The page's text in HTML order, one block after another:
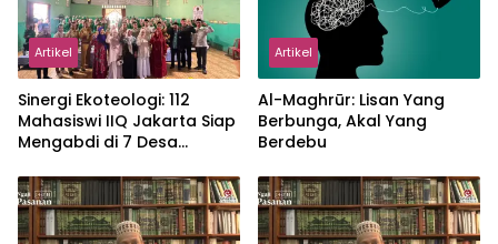
Artikel
‎Sinergi Ekoteologi: 112
Mahasiswi IIQ Jakarta Siap
Mengabdi di 7 Desa
Artikel
Al-Maghrūr: Lisan Yang
Berbunga, Akal Yang
Berdebu